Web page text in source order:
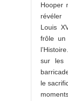
Hooper
révéler
Louis
frôle
sur les
le